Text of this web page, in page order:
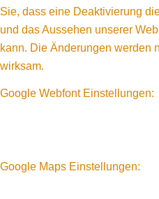
Sie, dass eine Deaktivierung
und das Aussehen unserer
kann. Die Änderungen werden
wirksam.
Google Webfont Einstellungen:
Google Maps Einstellungen: